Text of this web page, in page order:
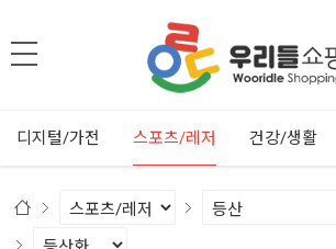
디지털/가전 스포츠/레저 건강/생활